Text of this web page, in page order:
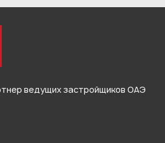
ведущих застройщиков ОАЭ